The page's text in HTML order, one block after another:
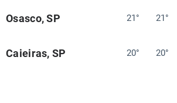
Osasco, SP 21° 21°
Caieiras, SP 20° 20°